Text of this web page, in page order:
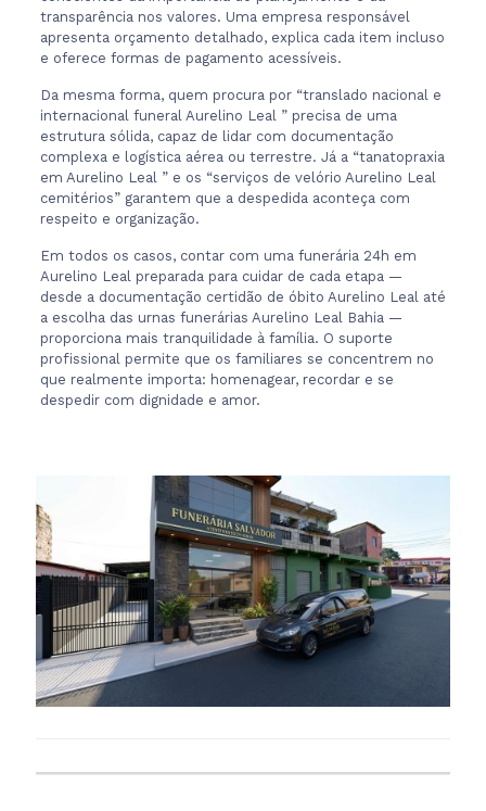
transparência nos valores. Uma empresa responsável
apresenta orçamento detalhado, explica cada item incluso
e oferece formas de pagamento acessíveis.
Da mesma forma, quem procura por “translado nacional e
internacional funeral Aurelino Leal ” precisa de uma
estrutura sólida, capaz de lidar com documentação
complexa e logística aérea ou terrestre. Já a “tanatopraxia
em Aurelino Leal ” e os “serviços de velório Aurelino Leal
cemitérios” garantem que a despedida aconteça com
respeito e organização.
Em todos os casos, contar com uma funerária 24h em
Aurelino Leal preparada para cuidar de cada etapa —
desde a documentação certidão de óbito Aurelino Leal até
a escolha das urnas funerárias Aurelino Leal Bahia —
proporciona mais tranquilidade à família. O suporte
profissional permite que os familiares se concentrem no
que realmente importa: homenagear, recordar e se
despedir com dignidade e amor.